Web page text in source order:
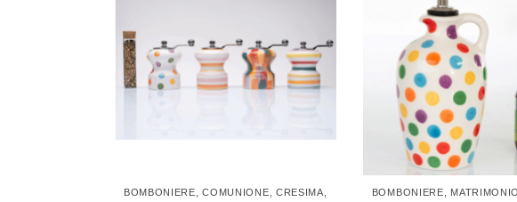
BOMBONIERE ,COMUNIONE CRESIMA BOMBONIERE MATRIMONIO